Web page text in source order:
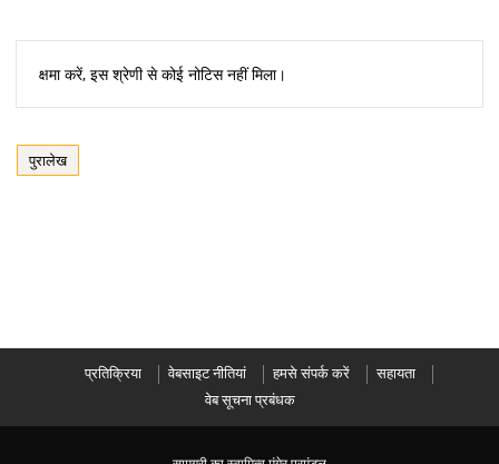
क्षमा करें, इस श्रेणी से कोई नोटिस नहीं मिला।
पुरालेख
प्रतिक्रिया वेबसाइट नीतियां हमसे संपर्क करें
सहायता
वेब सूचना प्रबंधक